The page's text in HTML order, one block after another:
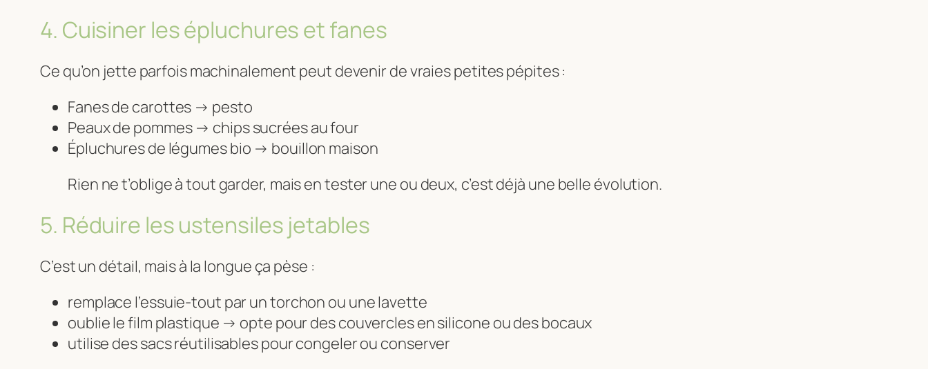
4. Cuisiner les épluchures et fanes
Ce qu’on jette parfois machinalement peut devenir de vraies petites pépites :
Fanes de carottes → pesto
Peaux de pommes → chips sucrées au four
Épluchures de légumes bio → bouillon maison
Rien ne t’oblige à tout garder, mais en tester une ou deux, c’est déjà une belle évolution.
5. Réduire les ustensiles jetables
C’est un détail, mais à la longue ça pèse :
remplace l’essuie-tout par un torchon ou une lavette
oublie le film plastique → opte pour des couvercles en silicone ou des bocaux
utilise des sacs réutilisables pour congeler ou conserver